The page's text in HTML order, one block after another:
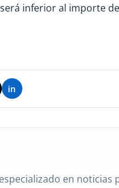
inferior al importe
in
en